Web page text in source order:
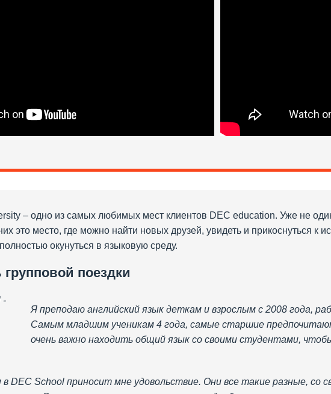
– одно из самых любимых мест клиентов DEC education. Уже не
это место, где можно найти новых друзей, увидеть и прикоснуться к
окунуться в языковую среду.
поездки
Я преподаю английский язык деткам и взрослым с 2008 года,
Самым младшим ученикам 4 года, самые старшие
очень важно находить общий язык со своими студентами,
DEC School приносит мне удовольствие. Они все такие разные, со